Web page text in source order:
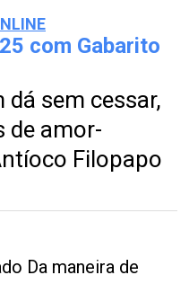
com Gabarito
sem cessar,
de amor-
Filopapo
Da maneira de